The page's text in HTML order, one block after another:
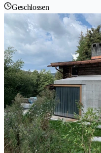
Geschlossen